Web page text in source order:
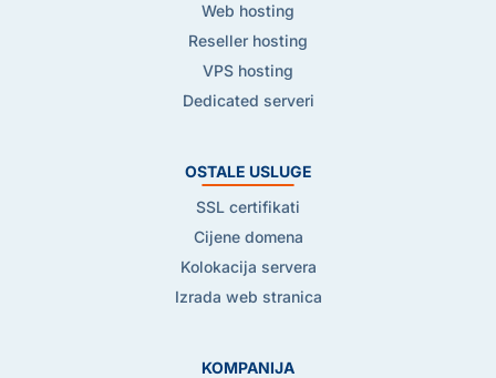
Web hosting
Reseller hosting
VPS hosting
Dedicated serveri
OSTALE USLUGE
SSL certifikati
Cijene domena
Kolokacija servera
Izrada web stranica
KOMPANIJA